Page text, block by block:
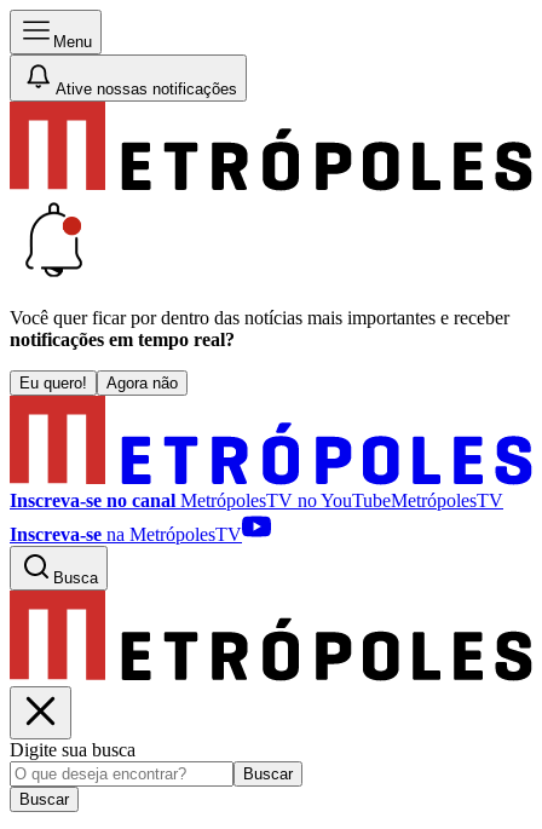
Menu
Ative nossas notificações
Você quer ficar por dentro das notícias mais importantes e receber
notificações em tempo real?
Eu quero! Agora não
Inscreva-se no canal MetrópolesTV noYouTubeMetrópolesTV
Inscreva-se na MetrópolesTV
Busca
Digite sua busca
Buscar
Buscar